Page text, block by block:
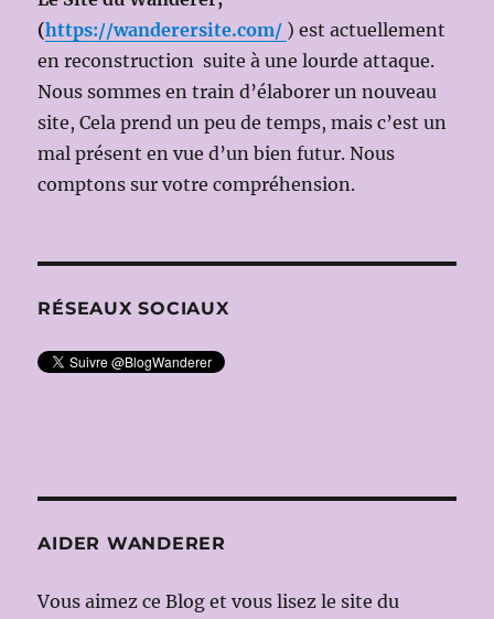
NOSEDA,
en
scène:
Robert
(https://wanderersite.com/ ) est actuellement
en reconstruction suite à une lourde attaque.
Nous sommes en train d’élaborer un nouveau
site, Cela prend un peu de temps, mais c’est un
mal présent en vue d’un bien futur. Nous
comptons sur votre compréhension.
RÉSEAUX SOCIAUX
AIDER WANDERER
Vous aimez ce Blog et vous lisez le site du